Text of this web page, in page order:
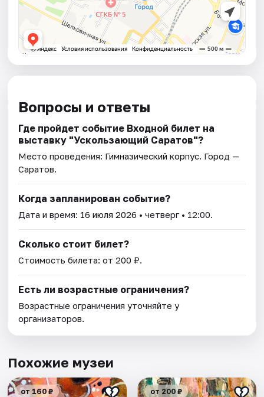
Вопросы и ответы
Где пройдет событие Входной билет на
выставку "Ускользающий Саратов"?
Место проведения: Гимназический корпус. Город —
Саратов.
Когда запланирован событие?
Дата и время: 16 июля 2026 • четверг • 12:00.
Сколько стоит билет?
Стоимость билета: от 200 ₽.
Есть ли возрастные ограничения?
Возрастные ограничения уточняйте у
организаторов.
Похожие музеи
от 160 ₽ от 200 ₽